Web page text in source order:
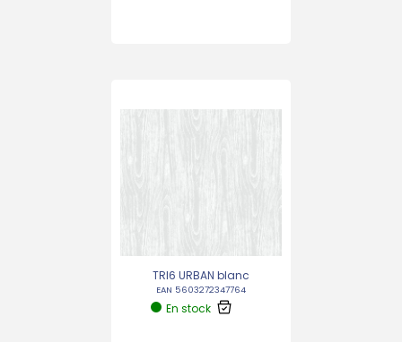
TRI6 URBAN blanc
EAN 5603272347764
En stock